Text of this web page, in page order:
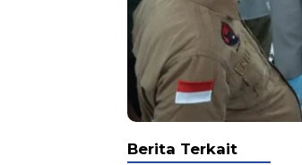
Berita Terkait